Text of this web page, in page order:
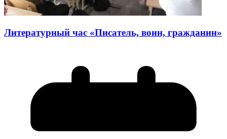
Литературный час «Писатель, воин, гражданин»